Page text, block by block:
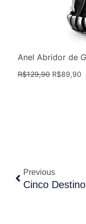
Anel Abridor de
R$129,90 R$89,90
Previous